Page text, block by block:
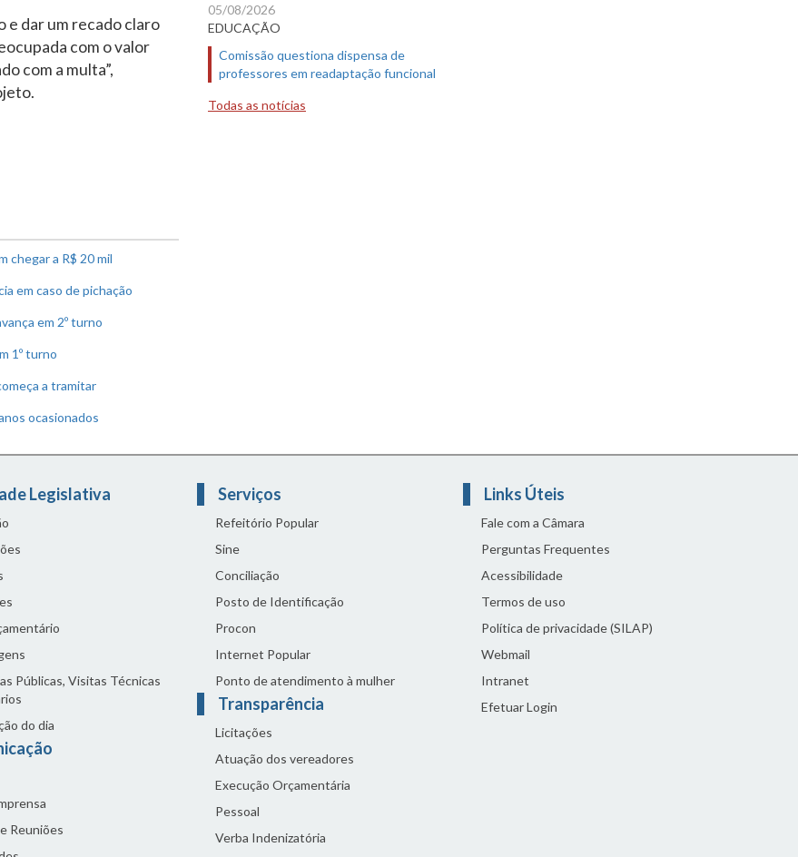
e dar um recado claro
com o valor
com a multa”,
chegar a R$ 20 mil
em caso de pichação
em 2º turno
1º turno
a tramitar
ocasionados
05/08/2026
EDUCAÇÃO
Comissão questiona dispensa de
professores em readaptação funcional
Todas as notícias
Legislativa
Públicas, Visitas Técnicas
do dia
Reuniões
Serviços
Refeitório Popular
Sine
Conciliação
Posto de Identificação
Procon
Internet Popular
Ponto de atendimento à mulher
Transparência
Licitações
Atuação dos vereadores
Execução Orçamentária
Pessoal
Verba Indenizatória
Links Úteis
Fale com a Câmara
Perguntas Frequentes
Acessibilidade
Termos de uso
Política de privacidade (SILAP)
Webmail
Intranet
Efetuar Login